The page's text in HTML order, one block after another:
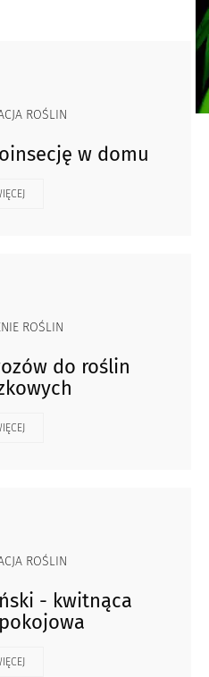
ROŚLIN
w domu
ROŚLIN
do roślin
ROŚLIN
- kwitnąca